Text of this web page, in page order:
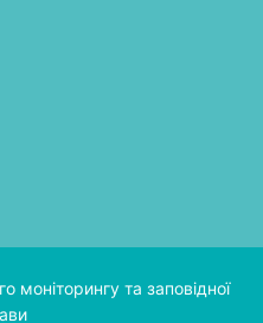
моніторингу та заповідної